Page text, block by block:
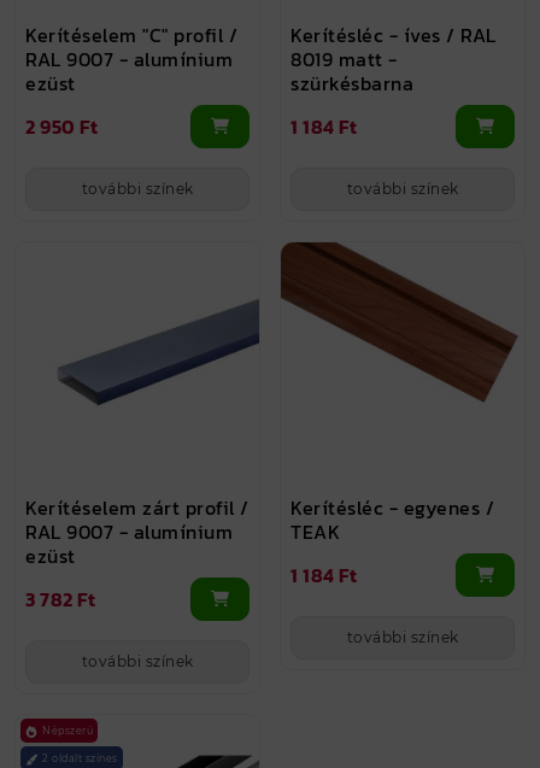
Kerítéselem "C" profil /
RAL 9007 - alumínium
ezüst
2 950 Ft
további színek
Kerítésléc - íves / RAL
8019 matt -
szürkésbarna
1 184 Ft
további színek
Kerítéselem zárt profil /
RAL 9007 - alumínium
ezüst
3 782 Ft
további színek
Kerítésléc - egyenes /
TEAK
1 184 Ft
további színek
Népszerű
2 oldalt színes